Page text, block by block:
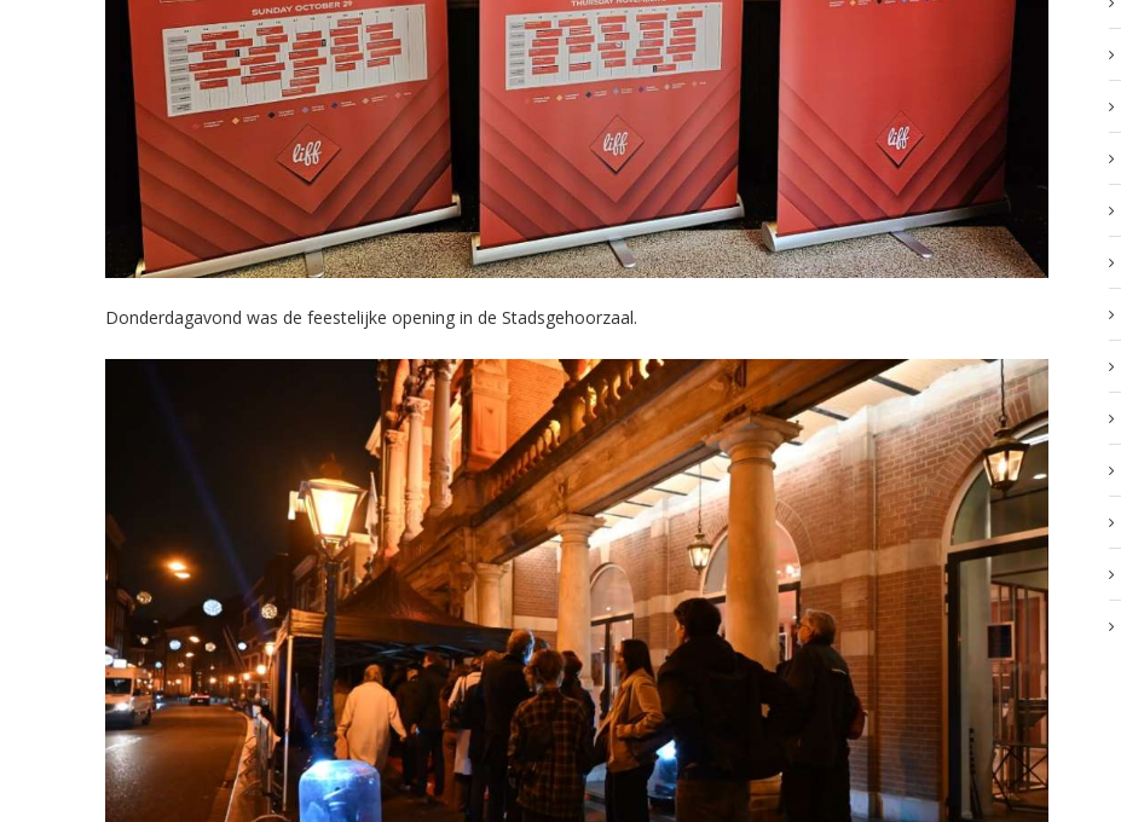
Donderdagavond was de feestelijke opening in de Stadsgehoorzaal.